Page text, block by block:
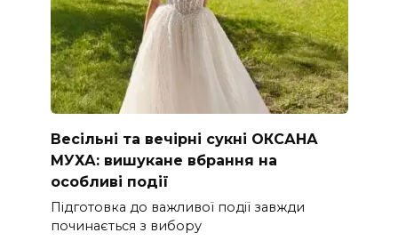
Весільні та вечірні сукні ОКСАНА
МУХА: вишукане вбрання на
особливі події
Підготовка до важливої події завжди
починається з вибору